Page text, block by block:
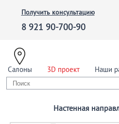
Получить консультацию
8 921 90-700-90
Салоны 3D проект Наши
Настенная